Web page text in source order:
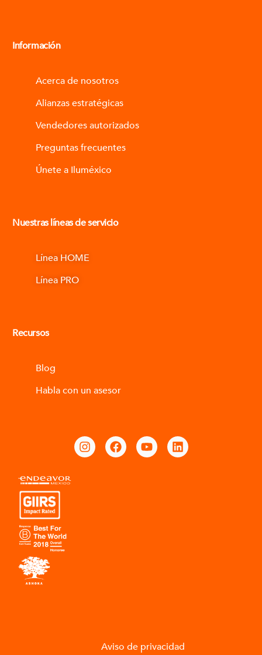
Información
Acerca de nosotros
Alianzas estratégicas
Vendedores autorizados
Preguntas frecuentes
Únete a Iluméxico
Nuestras líneas de servicio
Línea HOME
Línea PRO
Recursos
Blog
Habla con un asesor
Aviso de privacidad